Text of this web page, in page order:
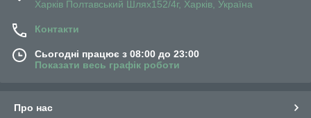
Харків Полтавський Шлях152/4г, Харків, Україна
Контакти
Сьогодні працює з 08:00 до 23:00
Показати весь графік роботи
Про нас